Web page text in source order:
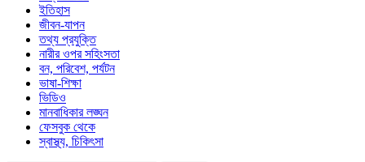
ইতিহাস
জীবন-যাপন
তথ্য প্রযুক্তি
নারীর ওপর সহিংসতা
বন, পরিবেশ, পর্যটন
ভাষা-শিক্ষা
ভিডিও
মানবাধিকার লঙ্ঘন
ফেসবুক থেকে
স্বাস্থ্য, চিকিৎসা